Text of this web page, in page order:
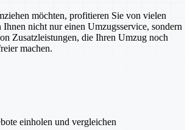
möchten, profitieren Sie von vielen
nicht nur einen Umzugsservice, sondern
Zusatzleistungen, die Ihren Umzug noch
machen.
einholen und vergleichen